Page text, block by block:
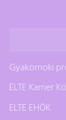
Gyakornoki
ELTE Karrier
ELTE EHÖK